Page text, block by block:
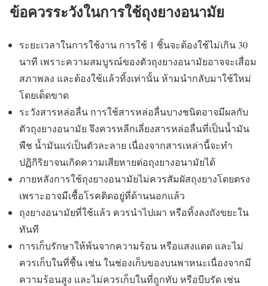
ข้อควรระวังในการใช้ถุงยางอนามัย
ระยะเวลาในการใช้งาน การใช้ 1 ชิ้นจะต้องใช้ไม่เกิน 30
นาที เพราะความสมบูรณ์ของตัวถุงยางอนามัยอาจจะเสื่อม
สภาพลง และต้องใช้แล้วทิ้งเท่านั้น ห้ามนำกลับมาใช้ใหม่
โดยเด็ดขาด
ระวังสารหล่อลื่น การใช้สารหล่อลื่นบางชนิดอาจมีผลกับ
ตัวถุงยางอนามัย จึงควรหลีกเลี่ยงสารหล่อลื่นที่เป็นน้ำมัน
พืช น้ำมันแร่เป็นตัวละลาย เนื่องจากสารเหล่านี้จะทำ
ปฏิกิริยาจนเกิดความเสียหายต่อถุงยางอนามัยได้
ภายหลังการใช้ถุงยางอนามัยไม่ควรสัมผัสถุงยางโดยตรง
เพราะอาจมีเชื้อโรคติดอยู่ที่ด้านนอกแล้ว
ถุงยางอนามัยที่ใช้แล้ว ควรนำไปเผา หรือทิ้งลงถังขยะใน
ทันที
การเก็บรักษาให้พ้นจากความร้อน หรือแสงแดด และไม่
ควรเก็บในที่ชื้น เช่น ในช่องเก็บของบนพาหนะเนื่องจากมี
ความร้อนสูง และไม่ควรเก็บในที่ถูกทับ หรือบีบรัด เช่น